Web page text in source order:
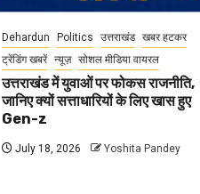
Dehardun Politics उत्तराखंड खबर हटकर
ट्रेंडिंग खबरें न्यूज़ सोशल मीडिया वायरल
उत्तराखंड में युवाओं पर फोकस राजनीति,
जानिए क्यों सत्ताधारियों के लिए खास हुए
Gen-z
July 18, 2026 Yoshita Pandey